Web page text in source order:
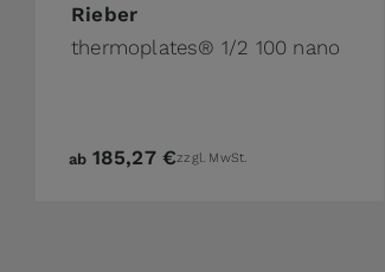
on the product page
Rieber
thermoplates® 1/2 100 nano
The price depends on the
ab 185,27 €zzgl. MwSt.